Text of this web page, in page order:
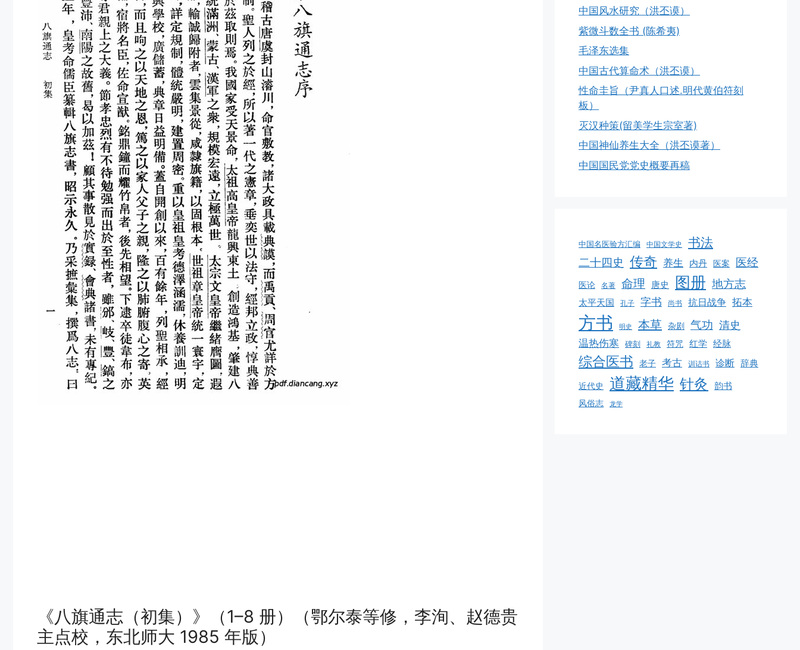
《八旗通志（初集）》（1–8 册）（鄂尔泰等修，李洵、赵德贵
主点校，东北师大 1985 年版）
中国风水研究（洪丕谟）
紫微斗数全书 (陈希夷)
毛泽东选集
中国古代算命术（洪丕谟）
性命圭旨（尹真人口述.明代黄伯符刻
板）
灭汉种策(留美学生宗室著)
中国神仙养生大全（洪丕谟著）
中国国民党党史概要再稿
中国名医验方汇编 中国文学史 书法
二十四史 传奇 养生 内丹 医案 医经
医论 名著 命理 唐史 图册 地方志
太平天国 孔子 字书 尚书 抗日战争 拓本
方书 明史 本草 杂剧 气功 清史
温热伤寒 碑刻 礼教 符咒 红学 经脉
综合医书 老子 考古 训诂书 诊断 辞典
近代史 道藏精华 针灸 韵书
风俗志 龙学